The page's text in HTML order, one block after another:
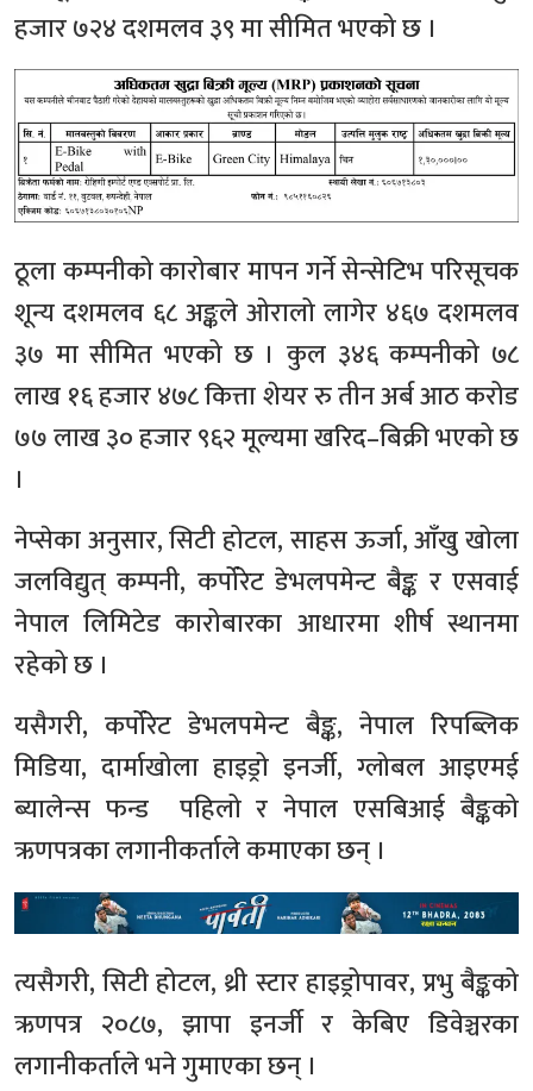
हजार ७२४ दशमलव ३९ मा सीमित भएको छ ।
ठूला कम्पनीको कारोबार मापन गर्ने सेन्सेटिभ परिसूचक
शून्य दशमलव ६८ अङ्कले ओरालो लागेर ४६७ दशमलव
३७ मा सीमित भएको छ । कुल ३४६ कम्पनीको ७८
लाख १६ हजार ४७८ कित्ता शेयर रु तीन अर्ब आठ करोड
७७ लाख ३० हजार ९६२ मूल्यमा खरिद–बिक्री भएको छ
।
नेप्सेका अनुसार, सिटी होटल, साहस ऊर्जा, आँखु खोला
जलविद्युत् कम्पनी, कर्पोरेट डेभलपमेन्ट बैङ्क र एसवाई
नेपाल लिमिटेड कारोबारका आधारमा शीर्ष स्थानमा
रहेको छ ।
यसैगरी, कर्पोरेट डेभलपमेन्ट बैङ्क, नेपाल रिपब्लिक
मिडिया, दार्माखोला हाइड्रो इनर्जी, ग्लोबल आइएमई
ब्यालेन्स फन्ड पहिलो र नेपाल एसबिआई बैङ्कको
ऋणपत्रका लगानीकर्ताले कमाएका छन् ।
त्यसैगरी, सिटी होटल, थ्री स्टार हाइड्रोपावर, प्रभु बैङ्कको
ऋणपत्र २०८७, झापा इनर्जी र केबिए डिवेञ्चरका
लगानीकर्ताले भने गुमाएका छन् ।